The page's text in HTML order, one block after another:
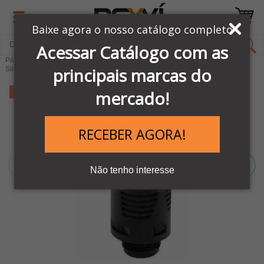
Baixe agora o nosso catálogo completo
Acessar Catálogo com as
principais marcas do
mercado!
RECEBER AGORA!
Não tenho interesse
Página Inicial
LINHA PNEUMÁTICA METAL WORK
Silenciadores Pneumáticos
-11%